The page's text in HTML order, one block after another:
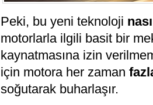
Peki, bu yeni teknoloji
motorlarla ilgili basit bir
kaynatmasına izin
için motora her zaman
soğutarak buharlaşır.